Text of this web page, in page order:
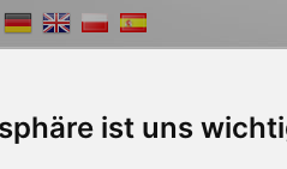
ist uns